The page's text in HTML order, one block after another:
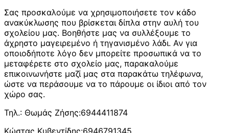
Σας προσκαλούμε να χρησιμοποιήσετε τον κάδο
ανακύκλωσης που βρίσκεται δίπλα στην αυλή του
σχολείου μας. Βοηθήστε μας να συλλέξουμε το
άχρηστο μαγειρεμένο ή τηγανισμένο λάδι. Αν για
οποιοδήποτε λόγο δεν μπορείτε προσωπικά να το
μεταφέρετε στο σχολείο μας, παρακαλούμε
επικοινωνήστε μαζί μας στα παρακάτω τηλέφωνα,
ώστε να περάσουμε να το πάρουμε οι ίδιοι από τον
χώρο σας.
Τηλ.: Θωμάς Ζήσης:6944411874